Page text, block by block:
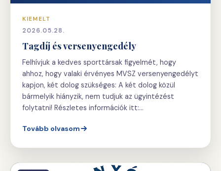
KIEMELT
2026.05.28.
Tagdíj és versenyengedély
Felhívjuk a kedves sporttársak figyelmét, hogy
ahhoz, hogy valaki érvényes MVSZ versenyengedélyt
kapjon, két dolog szükséges: A két dolog közül
bármelyik hiányzik, nem tudjuk az ügyintézést
folytatni! Részletes információk itt:…
Tovább olvasom